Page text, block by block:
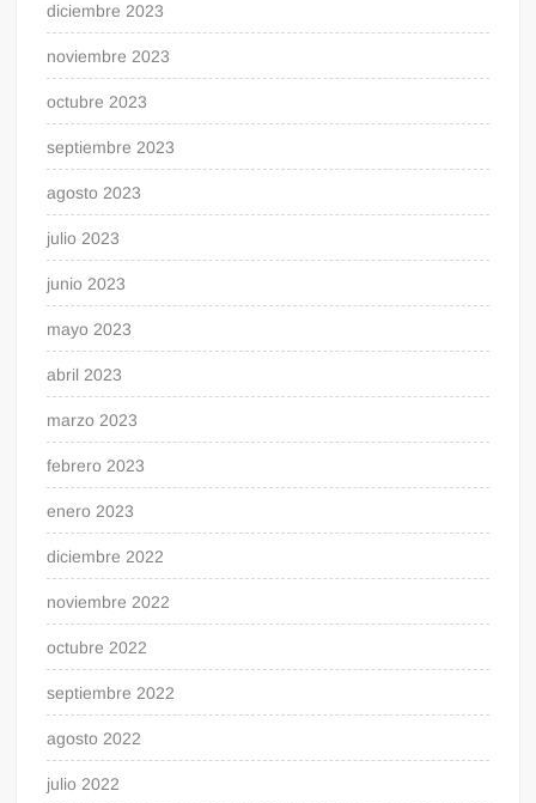
diciembre 2023
noviembre 2023
octubre 2023
septiembre 2023
agosto 2023
julio 2023
junio 2023
mayo 2023
abril 2023
marzo 2023
febrero 2023
enero 2023
diciembre 2022
noviembre 2022
octubre 2022
septiembre 2022
agosto 2022
julio 2022